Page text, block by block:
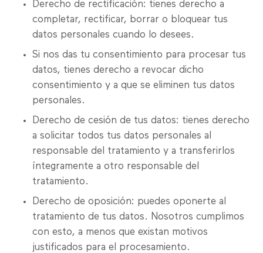
Derecho de rectificación: tienes derecho a
completar, rectificar, borrar o bloquear tus
datos personales cuando lo desees.
Si nos das tu consentimiento para procesar tus
datos, tienes derecho a revocar dicho
consentimiento y a que se eliminen tus datos
personales.
Derecho de cesión de tus datos: tienes derecho
a solicitar todos tus datos personales al
responsable del tratamiento y a transferirlos
íntegramente a otro responsable del
tratamiento.
Derecho de oposición: puedes oponerte al
tratamiento de tus datos. Nosotros cumplimos
con esto, a menos que existan motivos
justificados para el procesamiento.